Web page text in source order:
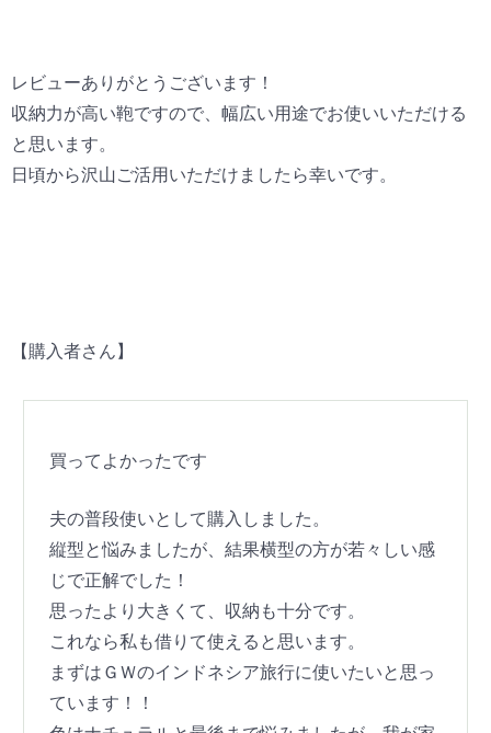
レビューありがとうございます！
収納力が高い鞄ですので、幅広い用途でお使いいただける
と思います。
日頃から沢山ご活用いただけましたら幸いです。
【購入者さん】
買ってよかったです
夫の普段使いとして購入しました。
縦型と悩みましたが、結果横型の方が若々しい感
じで正解でした！
思ったより大きくて、収納も十分です。
これなら私も借りて使えると思います。
まずはＧＷのインドネシア旅行に使いたいと思っ
ています！！